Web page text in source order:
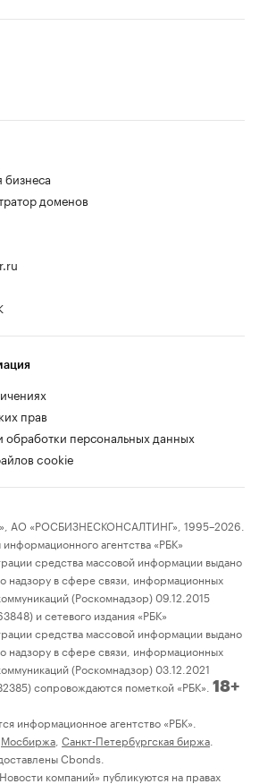
доменов
прав
персональных данных
cookie
«РОСБИЗНЕСКОНСАЛТИНГ», 1995–2026.
агентства «РБК»
средства массовой информации выдано
надзору в сфере связи, информационных
(Роскомнадзор) 09.12.2015
и сетевого издания «РБК»
средства массовой информации выдано
надзору в сфере связи, информационных
(Роскомнадзор) 03.12.2021
сопровождаются пометкой «РБК». 18+
информационное агентство «РБК».
Мосбиржа Санкт-Петербургская биржа
Cbonds.
компаний» публикуются на правах